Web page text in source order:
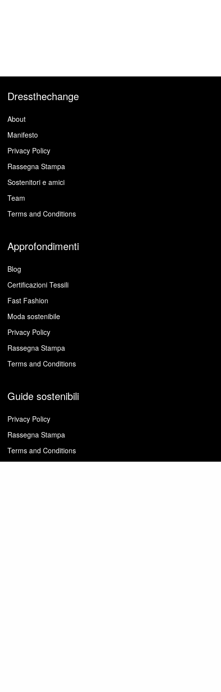
Dressthechange
About
Manifesto
Privacy Policy
Rassegna Stampa
Sostenitori e amici
Team
Terms and Conditions
Approfondimenti
Blog
Certificazioni Tessili
Fast Fashion
Moda sostenibile
Privacy Policy
Rassegna Stampa
Terms and Conditions
Guide sostenibili
Privacy Policy
Rassegna Stampa
Terms and Conditions